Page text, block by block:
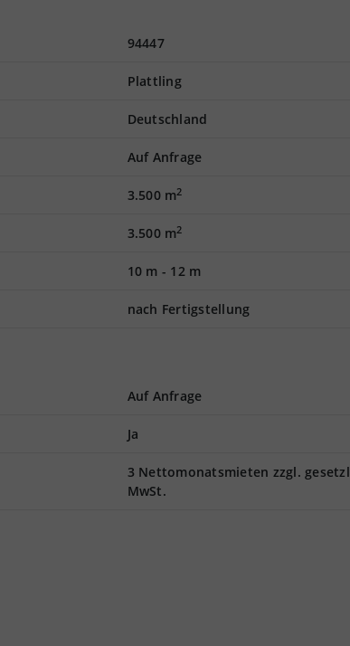
94447
Plattling
Deutschland
Auf Anfrage
3.500 m2
3.500 m2
10 m - 12 m
nach Fertigstellung
Auf Anfrage
Ja
3 Nettomonatsmieten zzgl.
MwSt.